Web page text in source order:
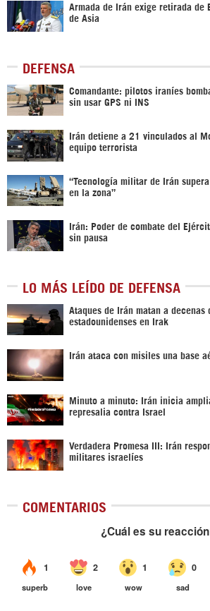
Armada de Irán exige retirada de
de Asia
DEFENSA
Comandante: pilotos iraníes
sin usar GPS ni INS
Irán detiene a 21 vinculados al
equipo terrorista
“Tecnología militar de Irán
en la zona”
Irán: Poder de combate del
sin pausa
LO MÁS LEÍDO DE DEFENSA
Ataques de Irán matan a decenas
estadounidenses en Irak
Irán ataca con misiles una base
Minuto a minuto: Irán inicia
represalia contra Israel
Verdadera Promesa III: Irán
militares israelíes
COMENTARIOS